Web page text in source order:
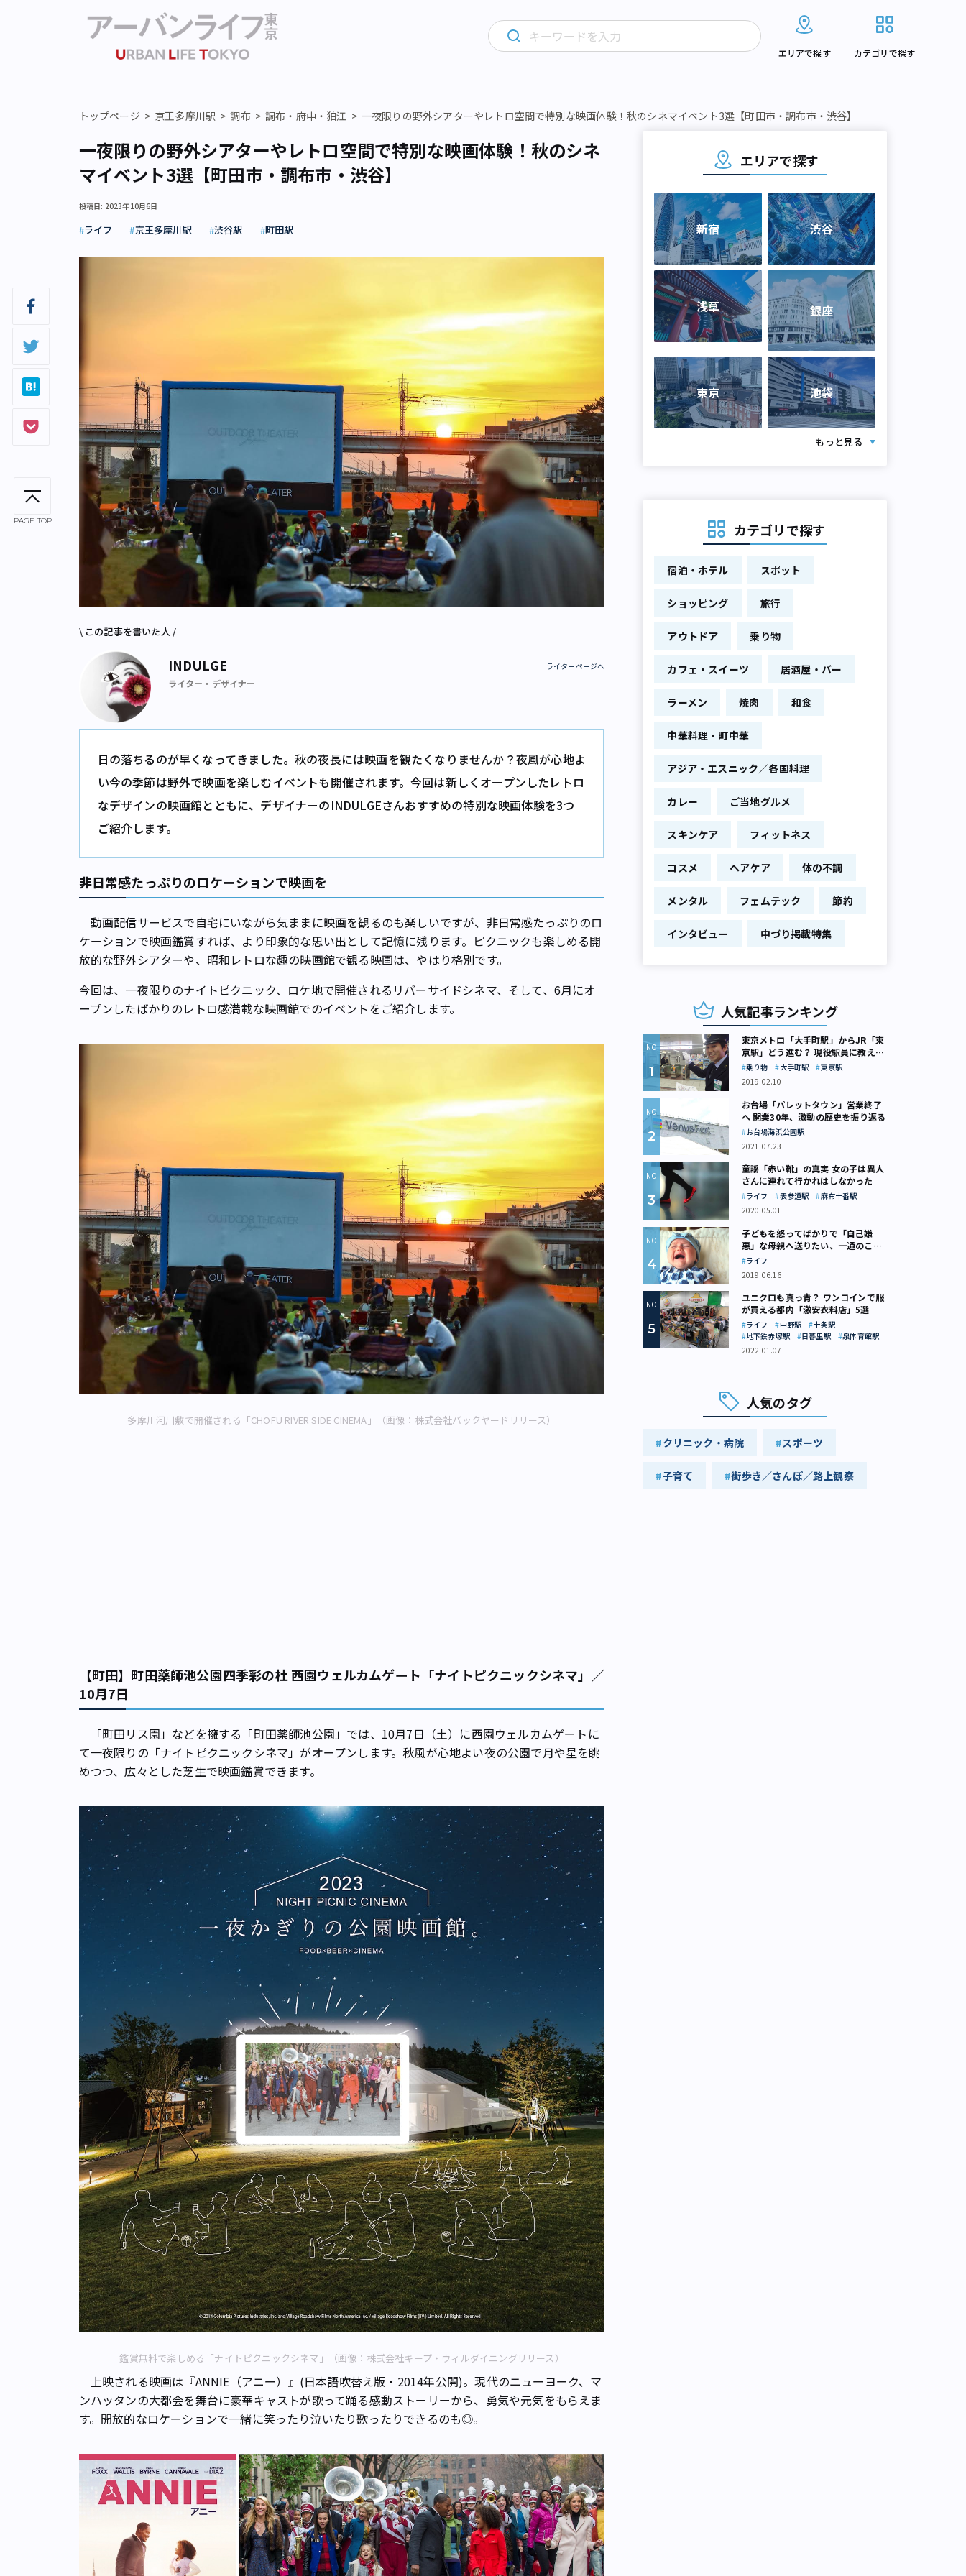
エリアで探す カテゴリで探す
PAGE TOP
トップページ 京王多摩川駅 調布 調布・府中・狛江 一夜限りの野外シアターやレトロ空間で特別な映画体験！秋のシネマイベント3選【町田市・調布市・渋谷】
一夜限りの野外シアターやレトロ空間で特別な映画体験！秋のシネ
マイベント3選【町田市・調布市・渋谷】
投稿日: 2023年10月6日
ライフ 京王多摩川駅 渋谷駅 町田駅
\ この記事を書いた人 /
INDULGE
ライター・デザイナー
ライターページへ
日の落ちるのが早くなってきました。秋の夜長には映画を観たくなりませんか？夜風が心地よ
い今の季節は野外で映画を楽しむイベントも開催されます。今回は新しくオープンしたレトロ
なデザインの映画館とともに、デザイナーのINDULGEさんおすすめの特別な映画体験を3つ
ご紹介します。
非日常感たっぷりのロケーションで映画を
動画配信サービスで自宅にいながら気ままに映画を観るのも楽しいですが、非日常感たっぷりのロ
ケーションで映画鑑賞すれば、より印象的な思い出として記憶に残ります。ピクニックも楽しめる開
放的な野外シアターや、昭和レトロな趣の映画館で観る映画は、やはり格別です。
今回は、一夜限りのナイトピクニック、ロケ地で開催されるリバーサイドシネマ、そして、6月にオ
ープンしたばかりのレトロ感満載な映画館でのイベントをご紹介します。
多摩川河川敷で開催される「CHOFU RIVER SIDE CINEMA」（画像：株式会社バックヤードリリース）
【町田】町田薬師池公園四季彩の杜 西園ウェルカムゲート「ナイトピクニックシネマ」／
10月7日
「町田リス園」などを擁する「町田薬師池公園」では、10月7日（土）に西園ウェルカムゲートに
て一夜限りの「ナイトピクニックシネマ」がオープンします。秋風が心地よい夜の公園で月や星を眺
めつつ、広々とした芝生で映画鑑賞できます。
鑑賞無料で楽しめる「ナイトピクニックシネマ」（画像：株式会社キープ・ウィルダイニングリリース）
上映される映画は『ANNIE（アニー）』(日本語吹替え版・2014年公開)。現代のニューヨーク、マ
ンハッタンの大都会を舞台に豪華キャストが歌って踊る感動ストーリーから、勇気や元気をもらえま
す。開放的なロケーションで一緒に笑ったり泣いたり歌ったりできるのも◎。
エリアで探す
新宿 渋谷
浅草 銀座
東京 池袋
もっと見る
カテゴリで探す
宿泊・ホテル スポット
ショッピング 旅行
アウトドア 乗り物
カフェ・スイーツ 居酒屋・バー
ラーメン 焼肉 和食
中華料理・町中華
アジア・エスニック／各国料理
カレー ご当地グルメ
スキンケア フィットネス
コスメ ヘアケア 体の不調
メンタル フェムテック 節約
インタビュー 中づり掲載特集
人気記事ランキング
東京メトロ「大手町駅」からJR「東
京駅」どう進む？ 現役駅員に教えて
もらいました
乗り物 大手町駅
東京駅
2019.02.10
お台場「パレットタウン」営業終了
へ 開業30年、激動の歴史を振り返る
お台場海浜公園駅
2021.07.23
童謡「赤い靴」の真実 女の子は異人
さんに連れて行かれはしなかった
ライフ 表参道駅
麻布十番駅
2020.05.01
子どもを怒ってばかりで「自己嫌
悪」な母親へ送りたい、一通のここ
ろの処方箋
ライフ
2019.06.16
ユニクロも真っ青？ ワンコインで服
が買える都内「激安衣料店」5選
ライフ 中野駅
十条駅
地下鉄赤塚駅
日暮里駅
泉体育館駅
2022.01.07
人気のタグ
クリニック・病院 スポーツ
子育て 街歩き／さんぽ／路上観察